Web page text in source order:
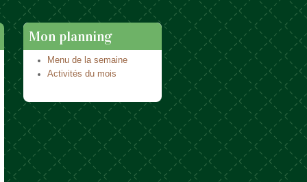
Mon planning
Menu de la semaine
Activités du mois